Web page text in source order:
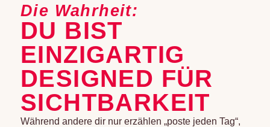
Die Wahrheit:
DU BIST
EINZIGARTIG
DESIGNED FÜR
SICHTBARKEIT
Während andere dir nur erzählen „poste jeden Tag“,